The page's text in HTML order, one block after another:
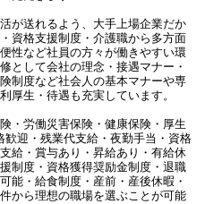
が送れるよう、大手上場企業だか
資格支援制度・介護職から多方面
性など社員の方々が働きやすい環
として会社の理念・接遇マナー・
制度など社会人の基本マナーや専
厚生・待遇も充実しています。
・労働災害保険・健康保険・厚生
迎・残業代支給・夜勤手当・資格
給・賞与あり・昇給あり・有給休
制度・資格獲得奨励金制度・退職
能・給食制度・産前・産後休暇・
から理想の職場を選ぶことが可能